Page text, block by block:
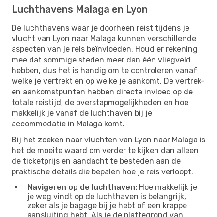
Luchthavens Malaga en Lyon
De luchthavens waar je doorheen reist tijdens je
vlucht van Lyon naar Malaga kunnen verschillende
aspecten van je reis beïnvloeden. Houd er rekening
mee dat sommige steden meer dan één vliegveld
hebben, dus het is handig om te controleren vanaf
welke je vertrekt en op welke je aankomt. De vertrek-
en aankomstpunten hebben directe invloed op de
totale reistijd, de overstapmogelijkheden en hoe
makkelijk je vanaf de luchthaven bij je
accommodatie in Malaga komt.
Bij het zoeken naar vluchten van Lyon naar Malaga is
het de moeite waard om verder te kijken dan alleen
de ticketprijs en aandacht te besteden aan de
praktische details die bepalen hoe je reis verloopt:
Navigeren op de luchthaven: Hoe makkelijk je
je weg vindt op de luchthaven is belangrijk,
zeker als je bagage bij je hebt of een krappe
aansluiting hebt. Als je de plattegrond van